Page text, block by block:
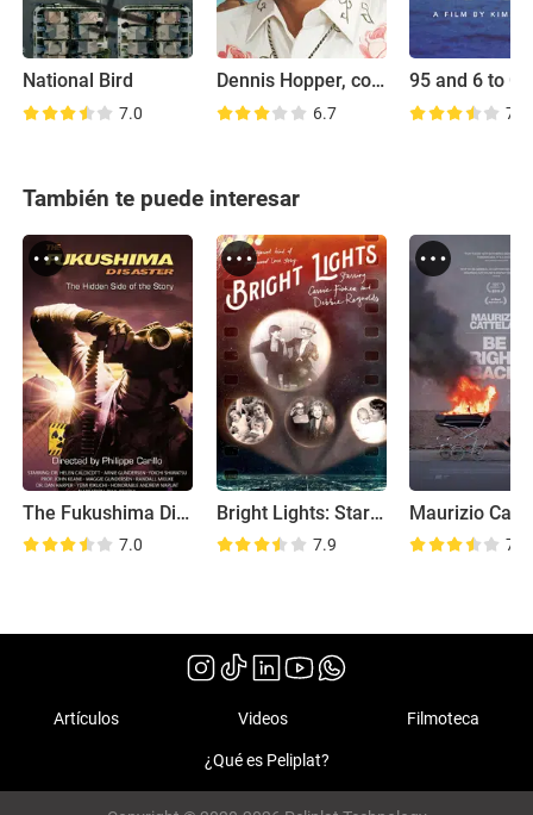
National Bird
7.0
Dennis Hopper, compañero de viaje
6.7
95 and 6 to Go
7.4
También te puede interesar
The Fukushima Disaster
7.0
Bright Lights: Starring Carrie Fisher and Debbie Reynolds
7.9 7.3
Artículos Videos Filmoteca
¿Qué es Peliplat?